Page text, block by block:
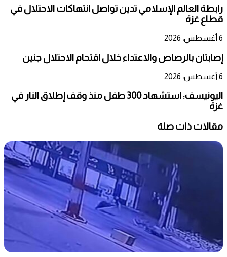
رابطة العالم الإسلامي تدين تواصل انتهاكات الاحتلال في
قطاع غزة
6 أغسطس، 2026
إصابتان بالرصاص والاعتداء خلال اقتحام الاحتلال جنين
6 أغسطس، 2026
اليونيسف: استشهاد 300 طفل منذ وقف إطلاق النار في
غزة
مقالات ذات صلة